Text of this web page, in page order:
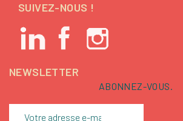
SUIVEZ-NOUS !
NEWSLETTER
ABONNEZ-VOUS.